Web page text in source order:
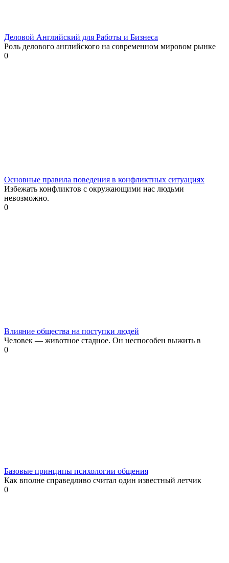
Деловой Английский для Работы и Бизнеса
Роль делового английского на современном мировом рынке
0
Основные правила поведения в конфликтных ситуациях
Избежать конфликтов с окружающими нас людьми
невозможно.
0
Влияние общества на поступки людей
Человек — животное стадное. Он неспособен выжить в
0
Базовые принципы психологии общения
Как вполне справедливо считал один известный летчик
0